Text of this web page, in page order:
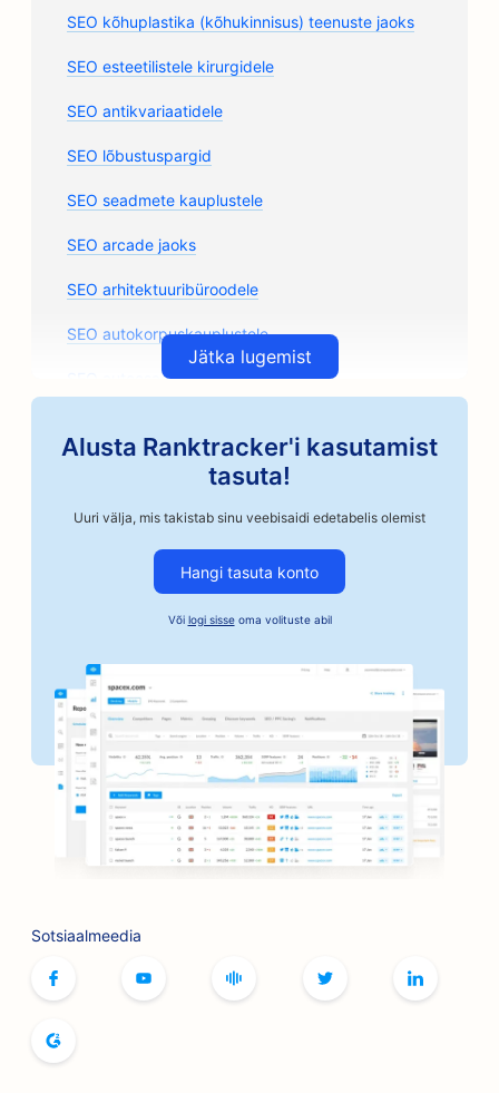
SEO kõhuplastika (kõhukinnisus) teenuste jaoks
SEO esteetilistele kirurgidele
SEO antikvariaatidele
SEO lõbustuspargid
SEO seadmete kauplustele
SEO arcade jaoks
SEO arhitektuuribüroodele
SEO autokorpuskauplustele
SEO autoosade kauplustele
SEO autoremonditöökodadele
SEO käsitöönduslikele kohviröstritele
SEO kautsjoniteenuste jaoks
SEO juuksuripoodidele
SEO pankadele
SEO raamatupoodidele
SEO grillimisvõimaluste jaoks
SEO lauamängude kohvikutele
SEO leivaküpsetiste jaoks
Jätka lugemist
Alusta Ranktracker'i kasutamist
tasuta!
Uuri välja, mis takistab sinu veebisaidi edetabelis olemist
Hangi tasuta konto
Või logi sisseoma volituste abil
Sotsiaalmeedia